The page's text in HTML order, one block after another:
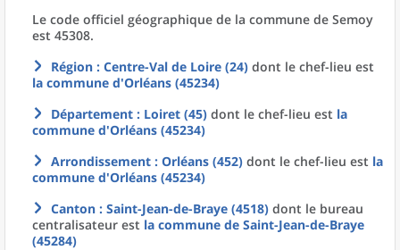
Le code officiel géographique de la commune de Semoy
est 45308.
Région : Centre-Val de Loire (24) dont le chef-lieu est
la commune d'Orléans (45234)
Département : Loiret (45) dont le chef-lieu est la
commune d'Orléans (45234)
Arrondissement : Orléans (452) dont le chef-lieu est la
commune d'Orléans (45234)
Canton : Saint-Jean-de-Braye (4518) dont le bureau
centralisateur est la commune de Saint-Jean-de-Braye
(45284)